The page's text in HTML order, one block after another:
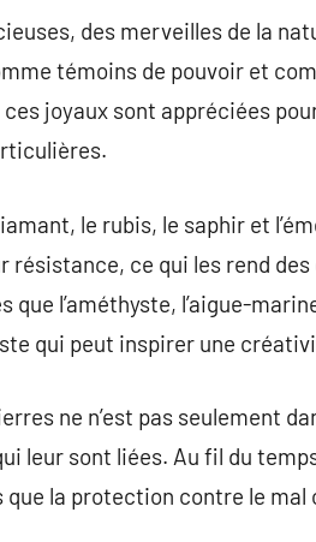
des merveilles de la
témoins de pouvoir et
joyaux sont appréciées
le rubis, le saphir et
résistance, ce qui les rend
que l’améthyste, l’aigue-
qui peut inspirer une
ne n’est pas seulement
leur sont liées. Au fil du
la protection contre le mal